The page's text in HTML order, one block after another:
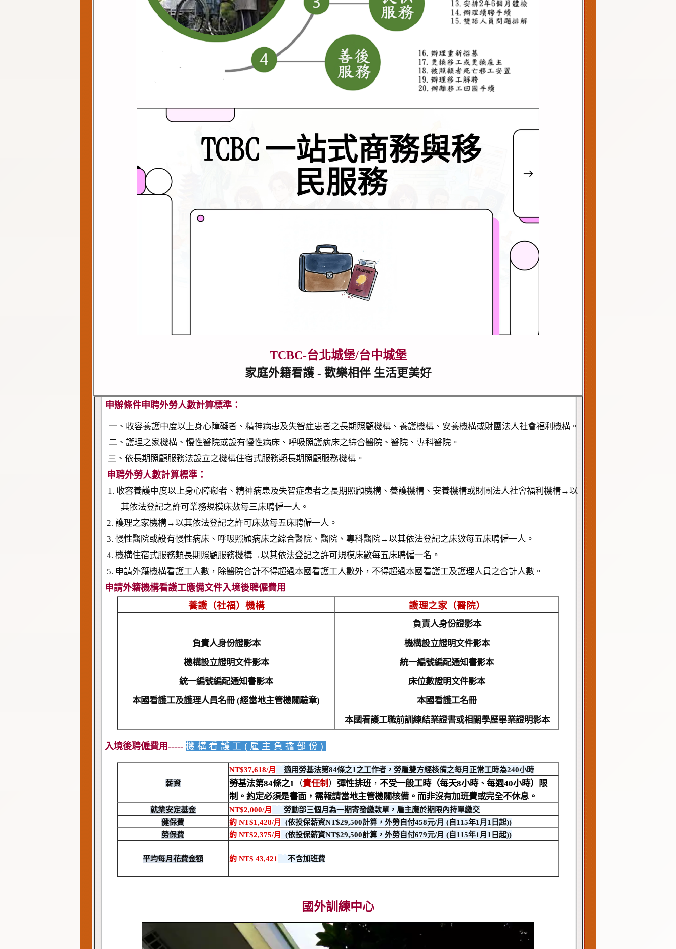
TCBC-台北城堡/台中城堡
家庭外籍看護 - 歡樂相伴 生活更美好
申辦條件申聘外勞人數計算標準：
一、收容養護中度以上身心障礙者、精神病患及失智症患者之長期照顧機構、養護機構、安養機構或財團法人社會福利機構。
二、護理之家機構、慢性醫院或設有慢性病床、呼吸照護病床之綜合醫院、醫院、專科醫院。
三、依長期照顧服務法設立之機構住宿式服務類長期照顧服務機構。
申聘外勞人數計算標準：
1. 收容養護中度以上身心障礙者、精神病患及失智症患者之長期照顧機構、養護機構、安養機構或財團法人社會福利機構→以
其依法登記之許可業務規模床數每三床聘僱一人。
2. 護理之家機構→以其依法登記之許可床數每五床聘僱一人。
3. 慢性醫院或設有慢性病床、呼吸照顧病床之綜合醫院、醫院、專科醫院→以其依法登記之床數每五床聘僱一人。
4. 機構住宿式服務類長期照顧服務機構→以其依法登記之許可規模床數每五床聘僱一名。
5. 申請外籍機構看護工人數，除醫院合計不得超過本國看護工人數外，不得超過本國看護工及護理人員之合計人數。
申請外籍機構看護工應備文件入境後聘僱費用
養護（社福）機構 護理之家（醫院）
負責人身份證影本
機構設立證明文件影本
統一編號編配通知書影本
本國看護工及護理人員名冊 (經當地主管機關驗章)
負責人身份證影本
機構設立證明文件影本
統一編號編配通知書影本
床位數證明文件影本
本國看護工名冊
本國看護工職前訓練結業證書或相關學歷畢業證明影本
入境後聘僱費用----- 機構看護工(雇主負擔部份)
薪資
NT$37,618/月 適用勞基法第84條之1之工作者，勞雇雙方經核備之每月正常工時為240小時
勞基法第84條之1 （責任制 ） 彈性排班 ， 不受一般工時（每天8小時、每週40小時）限
制 。約定必須是書面，需報請當地主管機關核備。而非沒有加班費或完全不休息。
就業安定基金 NT$2,000/月
勞動部三個月為一期寄發繳款單，雇主應於期限內持單繳交
健保費
約 NT$1,428/月
(依投保薪資NT$29,500計算，外勞自付458元/月 (自115年1月1日起))
勞保費
約 NT$2,375/月 (依投保薪資NT$29,500計算，外勞自付679元/月 (自115年1月1日起))
平均每月花費金額 約 NT$ 43,421 不含加班費
國外訓練中心